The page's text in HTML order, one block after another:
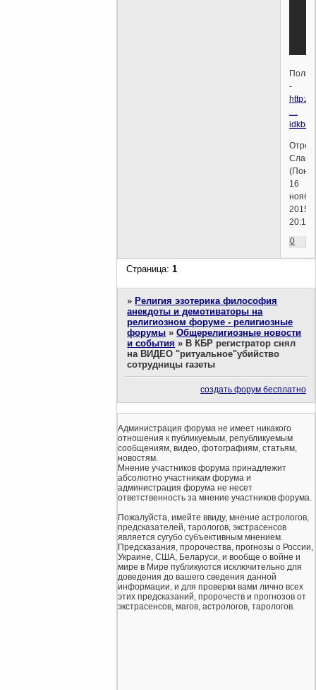
-
http://
…
Слава
16
2015г.
20:12)
0
Страница:1
» Религия эзотерика философия
анекдоты и демотиваторы на
религиозном форуме - религиозные
форумы »Общерелигиозные новости
и события » В КБР регистратор снял
на ВИДЕО "ритуальное"убийство
сотрудницы газеты
создать форум бесплатно
Администрация форума не имеет никакого
отношения к публикуемым, републикуемым
сообщениям, видео, фотографиям, статьям,
новостям.
Мнение участников форума принадлежит
абсолютно участникам форума и
администрация форума не несет
ответственность за мнение участников форума.
Пожалуйста, имейте ввиду, мнение астрологов,
предсказателей, тарологов, экстрасенсов
является сугубо субъективным мнением.
Предсказания, пророчества, прогнозы о России,
Украине, США, Беларуси, и вообще о войне и
мире в Мире публикуются исключительно для
доведения до вашего сведения данной
информации, и для проверки вами лично всех
этих предсказаний, пророчеств и прогнозов от
экстрасенсов, магов, астрологов, тарологов.